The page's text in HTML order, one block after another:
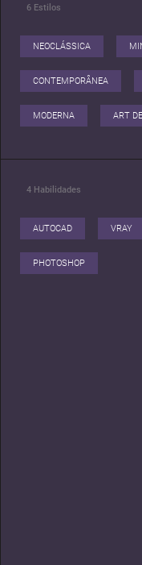
6 Estilos
NEOCLÁSSICA
CONTEMPORÂNEA
MODERNA ART
4 Habilidades
AUTOCAD VRAY
PHOTOSHOP